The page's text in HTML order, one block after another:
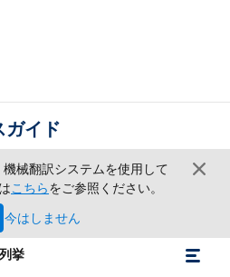
イド
械翻訳システムを使用して
こちらをご参照ください。
今はしません
挙